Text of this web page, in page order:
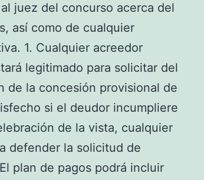
juez del concurso acerca del
así como de cualquier
1. Cualquier acreedor
legitimado para solicitar del
de la concesión provisional de
si el deudor incumpliere
de la vista, cualquier
defender la solicitud de
plan de pagos podrá incluir